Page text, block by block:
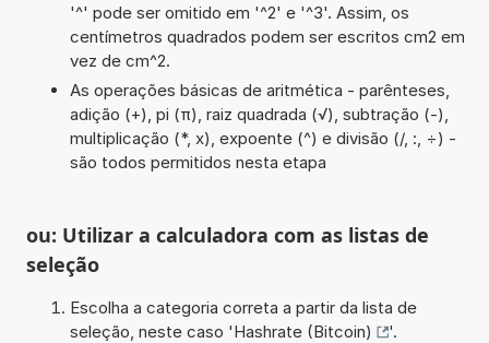
'^' pode ser omitido em '^2' e '^3'. Assim, os
centímetros quadrados podem ser escritos cm2 em
vez de cm^2.
As operações básicas de aritmética - parênteses,
adição (+), pi (π), raiz quadrada (√), subtração (-),
multiplicação (*, x), expoente (^) e divisão (/, :, ÷) -
são todos permitidos nesta etapa
ou: Utilizar a calculadora com as listas de
seleção
Escolha a categoria correta a partir da lista de
seleção, neste caso 'Hashrate (Bitcoin)
'.